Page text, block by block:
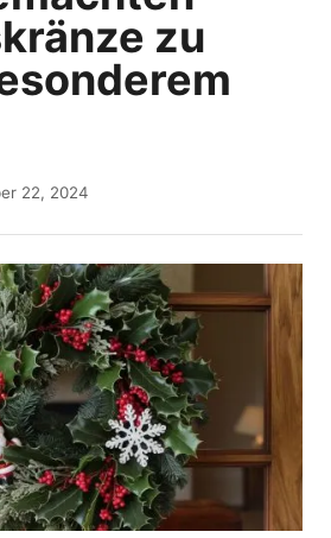
zu
22, 2024